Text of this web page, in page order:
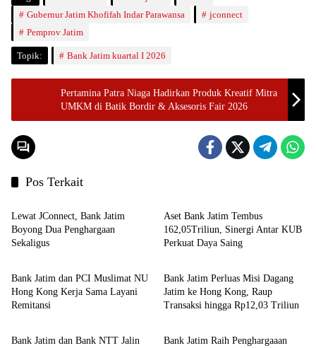
Gubernur Jatim Khofifah Indar Parawansa
jconnect
Pemprov Jatim
Topik: Bank Jatim kuartal I 2026
Pertamina Patra Niaga Hadirkan Produk Kreatif Mitra
UMKM di Batik Bordir & Aksesoris Fair 2026
Pos Terkait
Ekbis
Lewat JConnect, Bank Jatim
Boyong Dua Penghargaan
Sekaligus
Aset Bank Jatim Tembus
162,05Triliun, Sinergi Antar KUB
Perkuat Daya Saing
Ekbis
Bank Jatim dan PCI Muslimat NU
Hong Kong Kerja Sama Layani
Remitansi
Ekbis
Bank Jatim Perluas Misi Dagang
Jatim ke Hong Kong, Raup
Transaksi hingga Rp12,03 Triliun
Ekbis
Bank Jatim dan Bank NTT Jalin
Ekbis
Bank Jatim Raih Penghargaaan